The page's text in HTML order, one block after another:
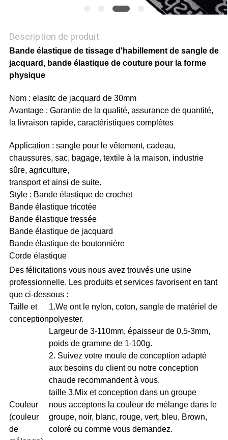
CONFIDENTIALITÉ
Description de produit
Bande élastique de tissage d'habillement de sangle de
jacquard, bande élastique de couture pour la forme
physique
Nom : elasitc de jacquard de 30mm
Avantage : Garantie de la qualité, assurance de quantité,
la livraison rapide, caractéristiques complètes
Application : sangle pour le vêtement, cadeau,
chaussures, sac, bagage, textile à la maison, industrie
sûre, agriculture,
transport et ainsi de suite.
Style : Bande élastique de crochet
Bande élastique tricotée
Bande élastique tressée
Bande élastique de jacquard
Bande élastique de boutonnière
Corde élastique
Des félicitations vous nous avez trouvés une usine
professionnelle. Les produits et services favorisent en tant
que ci-dessous :
Taille et
conception
1.We ont le nylon, coton, sangle de matériel de
polyester.
Largeur de 3-110mm, épaisseur de 0.5-3mm,
poids de gramme de 1-100g.
2. Suivez votre moule de conception adapté
aux besoins du client ou notre conception
chaude recommandent à vous.
taille 3.Mix et conception dans un groupe
Couleur
(couleur
de
nous acceptons la couleur de mélange dans le
groupe, noir, blanc, rouge, vert, bleu, Brown,
coloré ou comme vous demandez.